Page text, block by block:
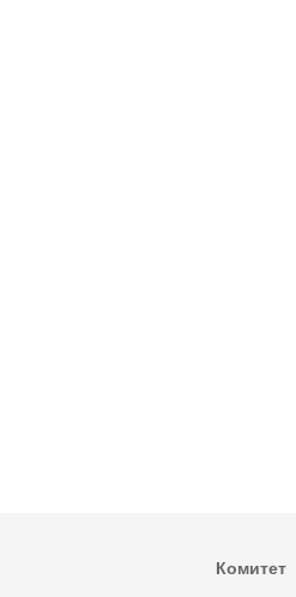
Комитет